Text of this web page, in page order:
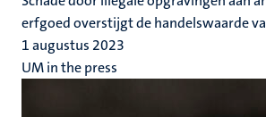
erfgoed overstijgt de handelswaarde
1 augustus 2023
UM in the press